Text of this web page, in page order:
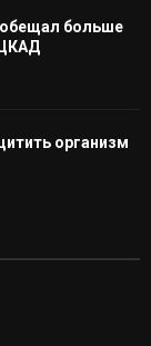
больше
организм